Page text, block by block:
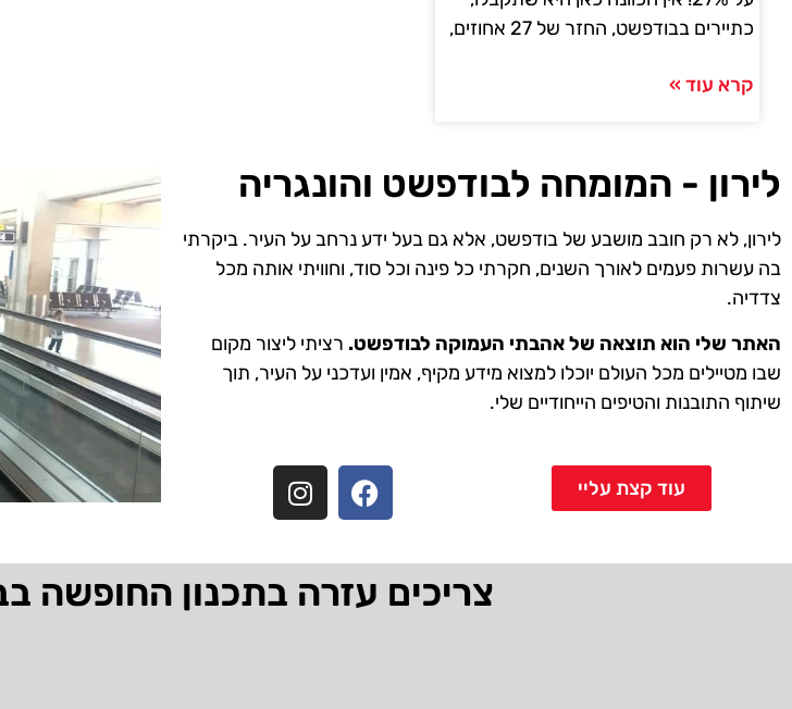
כתיירים בבודפשט, החזר של 27 אחוזים,
קרא עוד »
לירון - המומחה לבודפשט והונגריה
לירון, לא רק חובב מושבע של בודפשט, אלא גם בעל ידע נרחב על העיר. ביקרתי
בה עשרות פעמים לאורך השנים, חקרתי כל פינה וכל סוד, וחוויתי אותה מכל
צדדיה.
האתר שלי הוא תוצאה של אהבתי העמוקה לבודפשט. רציתי ליצור מקום
שבו מטיילים מכל העולם יוכלו למצוא מידע מקיף, אמין ועדכני על העיר, תוך
שיתוף התובנות והטיפים הייחודיים שלי.
עוד קצת עליי
צריכים עזרה בתכנון החופשה